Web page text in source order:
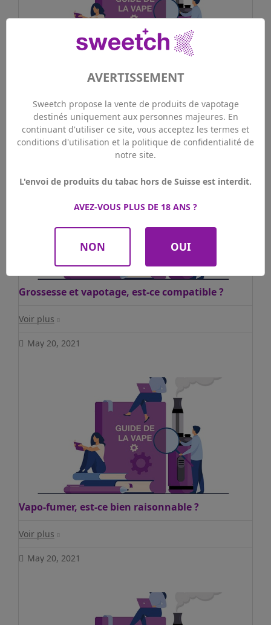
AVERTISSEMENT
Sweetch propose la vente de produits de vapotage
destinés uniquement aux personnes majeures. En
continuant d'utiliser ce site, vous acceptez les termes et
conditions d'utilisation et la politique de confidentialité de
notre site.
L'envoi de produits du tabac hors de Suisse est interdit.
AVEZ-VOUS PLUS DE 18 ANS ?
NON OUI
Qu’est-ce que la TPD ?
Voir plus
May 26, 2021
Grossesse et vapotage, est-ce compatible ?
Voir plus
May 20, 2021
Vapo-fumer, est-ce bien raisonnable ?
Voir plus
May 20, 2021